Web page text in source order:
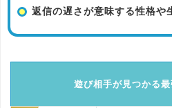
返信の遅さが意味する性格や
遊び相手が見つかる